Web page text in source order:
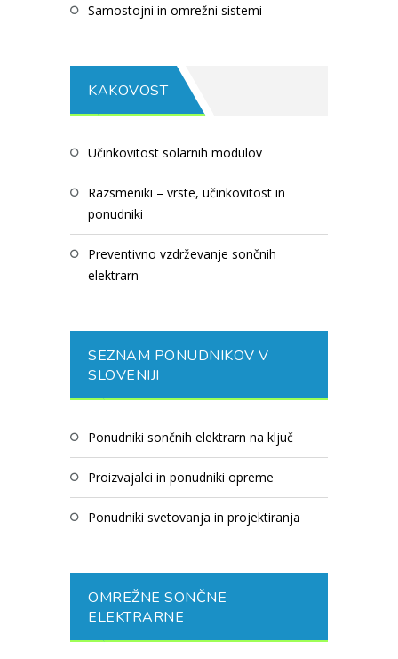
samostojni in omrežni sistemi
KAKOVOST
učinkovitost solarnih modulov
razsmeniki – vrste, učinkovitost in
ponudniki
preventivno vzdrževanje sončnih
elektrarn
SEZNAM PONUDNIKOV V
SLOVENIJI
ponudniki sončnih elektrarn na ključ
proizvajalci in ponudniki opreme
ponudniki svetovanja in projektiranja
OMREŽNE SONČNE
ELEKTRARNE